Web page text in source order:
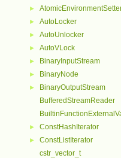
►
► AutoLocker
► AutoUnlocker
► AutoVLock
► BinaryInputStream
► BinaryNode
►
BinaryOutputStream
BufferedStreamReader
► ConstHashIterator
►
ConstListIterator
cstr_vector_t